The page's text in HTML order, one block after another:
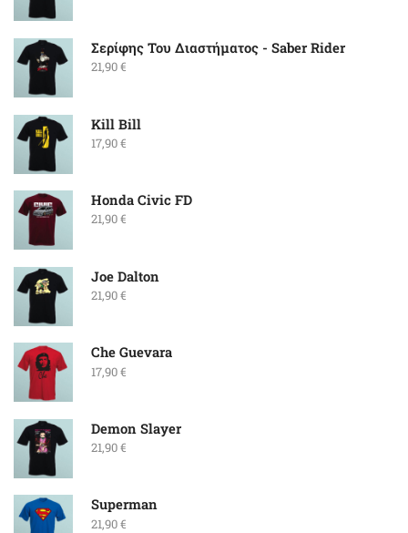
Σερίφης Του Διαστήματος - Saber Rider
21,90€
Kill Bill
17,90€
Honda Civic FD
21,90€
Joe Dalton
21,90€
Che Guevara
17,90€
Demon Slayer
21,90€
Superman
21,90€